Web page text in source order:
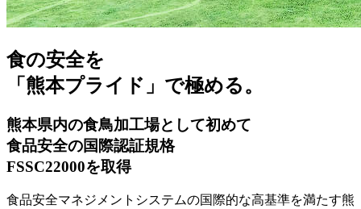
食の安全を
「熊本プライド」で極める。
熊本県内の食鳥加工場として初めて
食品安全の国際認証規格
FSSC22000を取得
食品安全マネジメントシステムの国際的な高基準を満たす熊